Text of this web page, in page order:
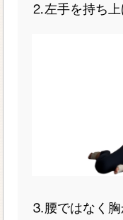
⒉左手を持ち上
⒊腰ではなく胸